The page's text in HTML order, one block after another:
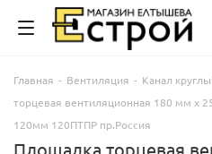
Главная - Вентиляция - Канал
торцевая вентиляционная 180 мм х
120мм 120ПТПР пр.Россия
Площадка торцевая